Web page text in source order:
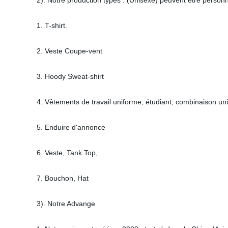
1. T-shirt.
2. Veste Coupe-vent
3. Hoody Sweat-shirt
4. Vêtements de travail uniforme, étudiant, combinaison
5. Enduire d'annonce
6. Veste, Tank Top,
7. Bouchon, Hat
3). Notre Advange